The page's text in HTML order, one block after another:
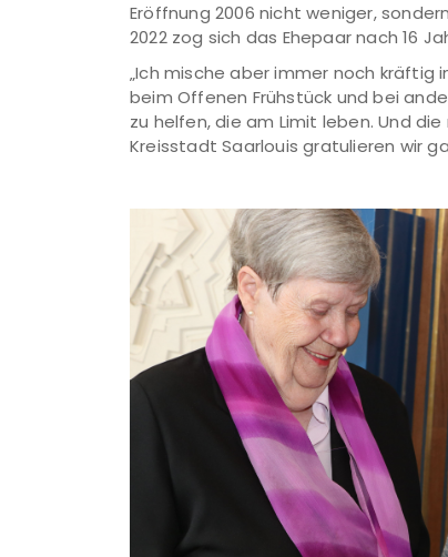
Eröffnung 2006 nicht weniger,
2022 zog sich das Ehepaar nach 16
„Ich mische aber immer noch
beim Offenen Frühstück und bei
zu helfen, die am Limit leben. Und
Kreisstadt Saarlouis gratulieren wir